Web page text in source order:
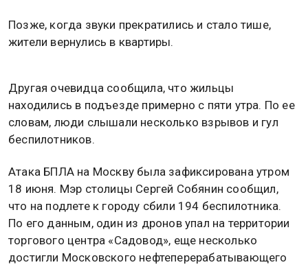
Позже, когда звуки прекратились и стало тише,
жители вернулись в квартиры.
Другая очевидца сообщила, что жильцы
находились в подъезде примерно с пяти утра. По ее
словам, люди слышали несколько взрывов и гул
беспилотников.
Атака БПЛА на Москву была зафиксирована утром
18 июня. Мэр столицы Сергей Собянин сообщил,
что на подлете к городу сбили 194 беспилотника.
По его данным, один из дронов упал на территории
торгового центра «Садовод», еще несколько
достигли Московского нефтеперерабатывающего